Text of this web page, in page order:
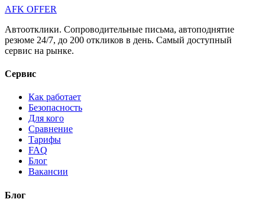
AFK OFFER
Автоотклики. Сопроводительные письма, автоподнятие
резюме 24/7, до 200 откликов в день. Самый доступный
сервис на рынке.
Сервис
Как работает
Безопасность
Для кого
Сравнение
Тарифы
FAQ
Блог
Вакансии
Блог